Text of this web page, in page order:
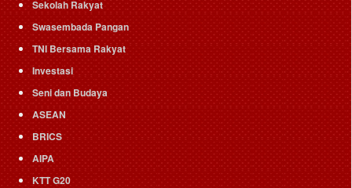
Sekolah Rakyat
Swasembada Pangan
TNI Bersama Rakyat
Investasi
Seni dan Budaya
ASEAN
BRICS
AIPA
KTT G20